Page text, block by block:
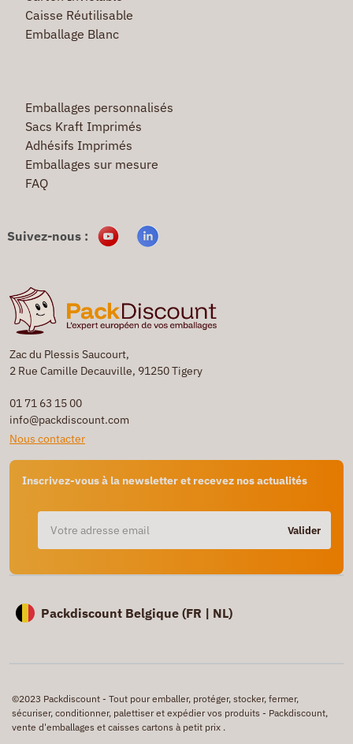
Zac du Plessis Saucourt,
2 Rue Camille Decauville, 91250 Tigery
01 71 63 15 00
info@packdiscount.com
Nous contacter
Inscrivez-vous à la newsletter et recevez nos actualités
Valider
Caisse Réutilisable
Emballage Blanc
Emballages personnalisés
Sacs Kraft Imprimés
Adhésifs Imprimés
Emballages sur mesure
FAQ
Suivez-nous :
Packdiscount Belgique (FR | NL)
©2023 Packdiscount - Tout pour emballer, protéger, stocker, fermer,
sécuriser, conditionner, palettiser et expédier vos produits - Packdiscount,
vente d'emballages et caisses cartons à petit prix .